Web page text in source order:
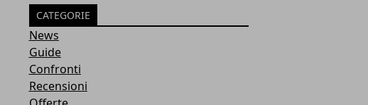
CATEGORIE
News
Guide
Confronti
Recensioni